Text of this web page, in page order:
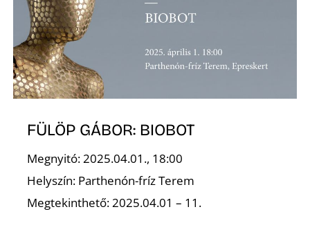
FÜLÖP GÁBOR: BIOBOT
Megnyitó: 2025.04.01., 18:00
Helyszín: Parthenón-fríz Terem
Megtekinthető: 2025.04.01 – 11.